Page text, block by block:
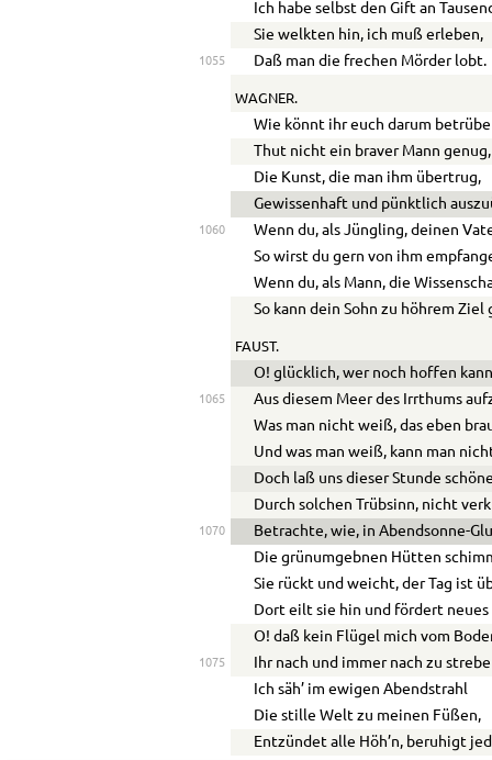
Ich habe selbst den Gift an
Sie welkten hin, ich muß erleben,
1055 Daß man die frechen Mörder lobt.
WAGNER.
Wie könnt ihr euch darum
Thut nicht ein braver Mann genug,
Die Kunst, die man ihm übertrug,
Gewissenhaft und pünktlich
1060
Wenn du, als Jüngling, deinen
So wirst du gern von ihm
Wenn du, als Mann, die
So kann dein Sohn zu höhrem Ziel
FAUST.
O! glücklich, wer noch hoffen
1065
Aus diesem Meer des Irrthums
Was man nicht weiß, das eben
Und was man weiß, kann man
Doch laß uns dieser Stunde
Durch solchen Trübsinn, nicht
1070
Betrachte, wie, in Abendsonne-
Die grünumgebnen Hütten
Sie rückt und weicht, der Tag ist
Dort eilt sie hin und fördert neues
O! daß kein Flügel mich vom
1075
Ihr nach und immer nach zu
Ich säh’ im ewigen Abendstrahl
Die stille Welt zu meinen Füßen,
Entzündet alle Höh’n, beruhigt